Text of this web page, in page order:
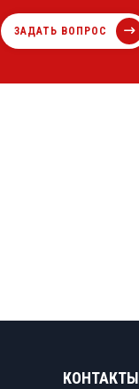
ЗАДАТЬ ВОПРОС
КОНТАКТЫ